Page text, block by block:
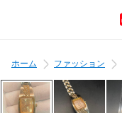
ホーム ファッション